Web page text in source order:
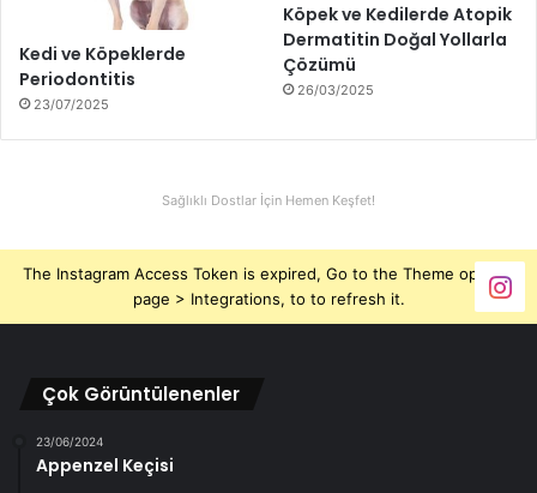
Kedi ve Köpeklerde
Periodontitis
23/07/2025
Köpek ve Kedilerde Atopik
Dermatitin Doğal Yollarla
Çözümü
26/03/2025
Sağlıklı Dostlar İçin Hemen Keşfet!
The Instagram Access Token is expired, Go to the Theme options
page > Integrations, to to refresh it.
Çok Görüntülenenler
23/06/2024
Appenzel Keçisi